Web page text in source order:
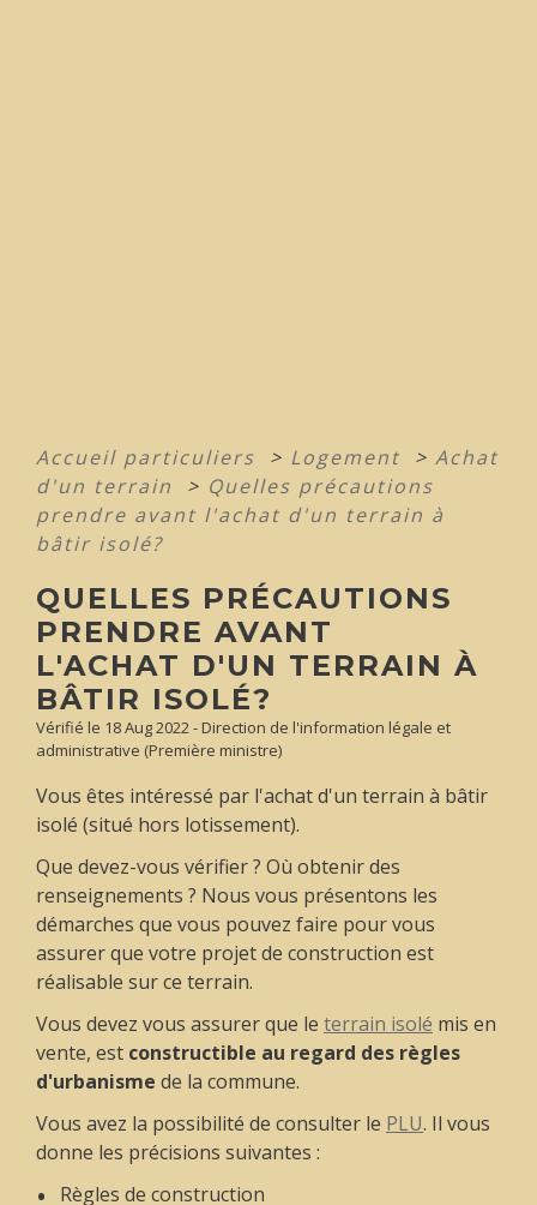
Accueil particuliers > Logement > Achat
d'un terrain
> Quelles précautions
prendre avant l'achat d'un terrain à
bâtir isolé?
QUELLES PRÉCAUTIONS
PRENDRE AVANT
L'ACHAT D'UN TERRAIN À
BÂTIR ISOLÉ?
Vérifié le 18 Aug 2022 - Direction de l'information légale et
administrative (Première ministre)
Vous êtes intéressé par l'achat d'un terrain à bâtir
isolé (situé hors lotissement).
Que devez-vous vérifier ? Où obtenir des
renseignements ? Nous vous présentons les
démarches que vous pouvez faire pour vous
assurer que votre projet de construction est
réalisable sur ce terrain.
Vous devez vous assurer que le terrain isolé mis en
vente, est constructible au regard des règles
d'urbanisme de la commune.
Vous avez la possibilité de consulter le PLU. Il vous
donne les précisions suivantes :
Règles de construction